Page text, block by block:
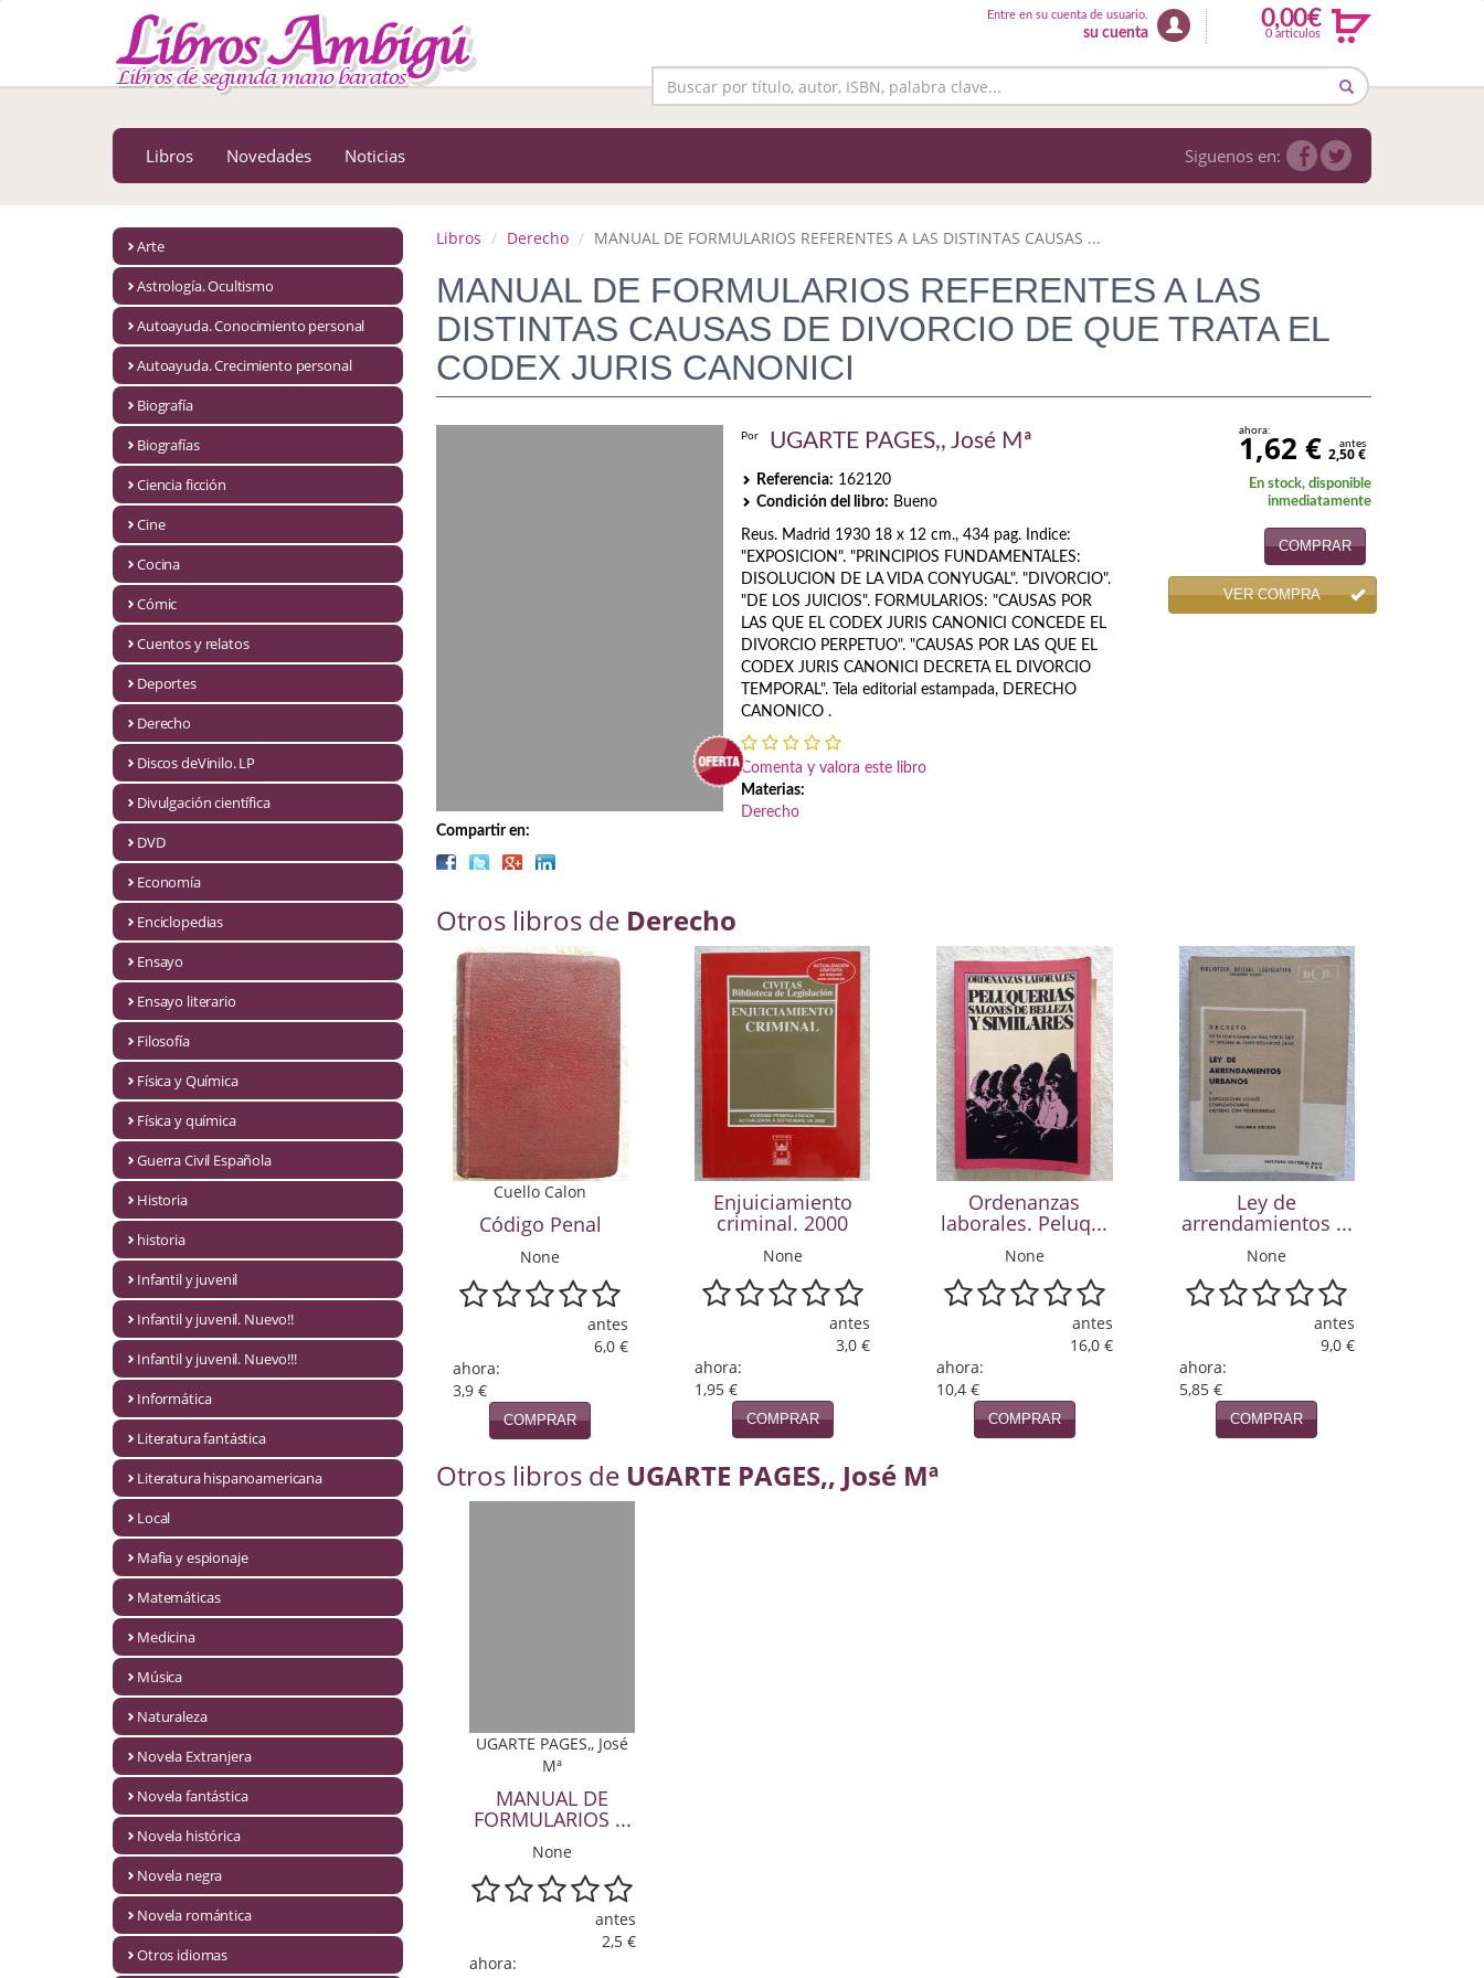
MENÚ PRINCIPAL
Astrología. Ocultismo
Autoayuda. Conocimiento personal
Autoayuda. Crecimiento personal
Ciencia ficción
Cuentos y relatos
Discos deVinilo. LP
Divulgación científica
Ensayo literario
Guerra Civil Española
Infantil y juvenil
Infantil y juvenil. Nuevo!!
Infantil y juvenil. Nuevo!!!
Literatura fantástica
Literatura hispanoamericana
Mafia y espionaje
Entre en su cuenta de usuario.
su cuenta
0,00€
0 articulos
Libros Novedades Noticias Siguenos en:
Arte
Astrología. Ocultismo
Autoayuda. Conocimiento personal
Autoayuda. Crecimiento personal
Biografía
Biografías
Ciencia ficción
Cine
Cocina
Cómic
Cuentos y relatos
Deportes
Derecho
Discos deVinilo. LP
Divulgación científica
DVD
Economía
Enciclopedias
Ensayo
Ensayo literario
Filosofía
Física y Química
Física y química
Guerra Civil Española
Historia
historia
Infantil y juvenil
Infantil y juvenil. Nuevo!!
Infantil y juvenil. Nuevo!!!
Informática
Literatura fantástica
Literatura hispanoamericana
Local
Mafia y espionaje
Matemáticas
Medicina
Música
Naturaleza
Novela Extranjera
Novela fantástica
Novela histórica
Novela negra
Novela romántica
Otros idiomas
Libros Derecho MANUAL DE FORMULARIOS REFERENTES A LAS DISTINTAS CAUSAS ...
MANUAL DE FORMULARIOS REFERENTES A LAS
DISTINTAS CAUSAS DE DIVORCIO DE QUE TRATA EL
CODEX JURIS CANONICI
Compartir en:
Por UGARTE PAGES,, José Mª
Referencia: 162120
Condición del libro: Bueno
Reus. Madrid 1930 18 x 12 cm., 434 pag. Indice:
"EXPOSICION". "PRINCIPIOS FUNDAMENTALES:
DISOLUCION DE LA VIDA CONYUGAL". "DIVORCIO".
"DE LOS JUICIOS". FORMULARIOS: "CAUSAS POR
LAS QUE EL CODEX JURIS CANONICI CONCEDE EL
DIVORCIO PERPETUO". "CAUSAS POR LAS QUE EL
CODEX JURIS CANONICI DECRETA EL DIVORCIO
TEMPORAL". Tela editorial estampada, DERECHO
CANONICO .
Comenta y valora este libro
Materias:
Derecho
ahora:
1,62 € antes
2,50 €
En stock, disponible
inmediatamente
COMPRAR
VER COMPRA
Otros libros de Derecho
Cuello Calon
Código Penal
None
antes
6,0 €
ahora:
3,9 €
COMPRAR
Enjuiciamiento
criminal. 2000
None
antes
3,0 €
ahora:
1,95 €
COMPRAR
Ordenanzas
laborales. Peluq...
None
antes
16,0 €
ahora:
10,4 €
COMPRAR
Ley de
arrendamientos ...
None
antes
9,0 €
ahora:
5,85 €
COMPRAR
Otros libros de UGARTE PAGES,, José Mª
UGARTE PAGES,, José
Mª
MANUAL DE
FORMULARIOS ...
None
antes
2,5 €
ahora: